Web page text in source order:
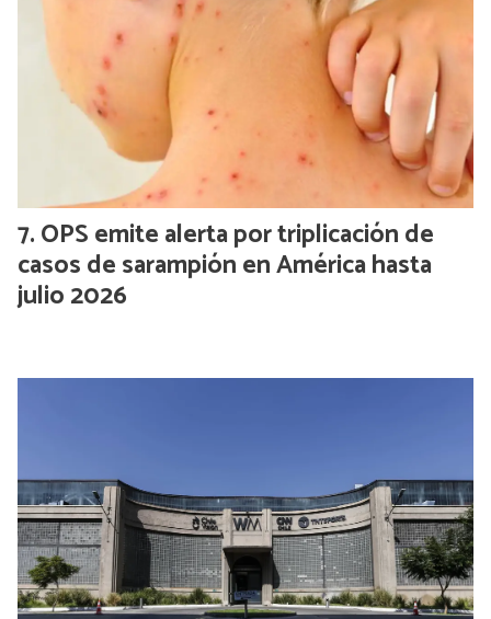
OPS emite alerta por triplicación de
casos de sarampión en América hasta
julio 2026